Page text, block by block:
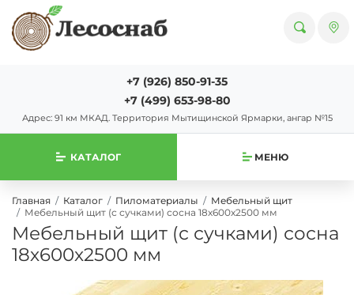
+7 (926) 850-91-35
+7 (499) 653-98-80
Адрес: 91 км МКАД. Территория Мытищинской Ярмарки, ангар №15
КАТАЛОГ МЕНЮ
Главная Каталог Пиломатериалы
Мебельный щит
Мебельный щит (с сучками) сосна 18х600х2500 мм
Мебельный щит (с сучками) сосна
18х600х2500 мм